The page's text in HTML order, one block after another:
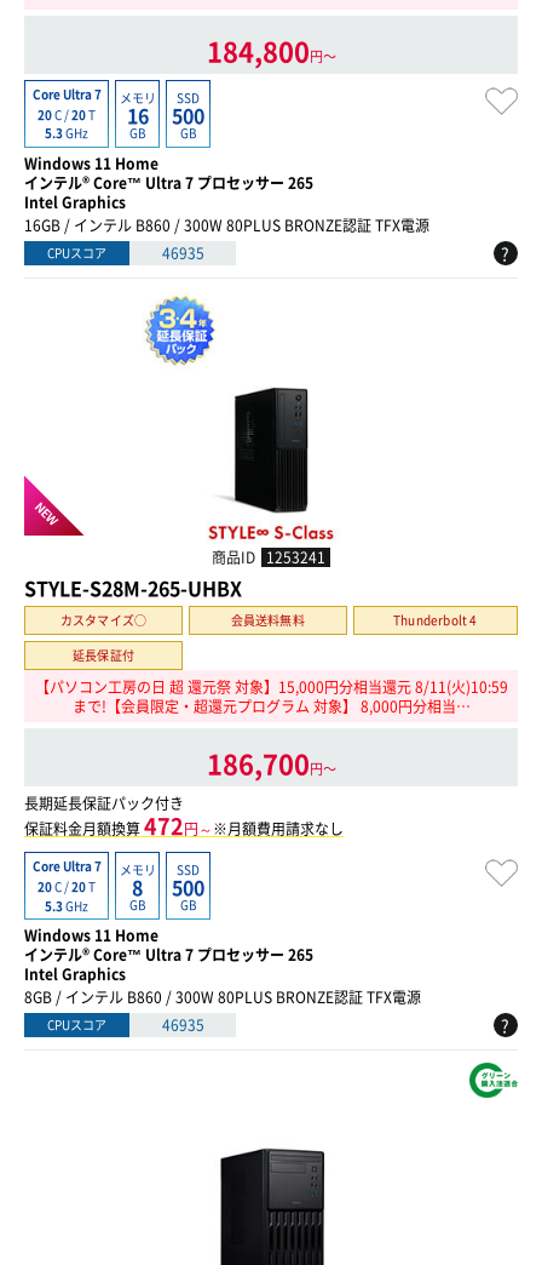
184,800円〜
Core Ultra 7
20C /20T
5.3GHz
メモリ
16
GB
SSD
500
GB
Windows 11 Home
インテル® Core™ Ultra 7 プロセッサー 265
Intel Graphics
16GB / インテル B860 / 300W 80PLUS BRONZE認証 TFX電源
CPUスコア 46935 ?
NEW
商品ID 1253241
STYLE-S28M-265-UHBX
カスタマイズ○ 会員送料無料
Thunderbolt 4
延長保証付
【パソコン工房の日 超 還元祭 対象】15,000円分相当還元 8/11(火)10:59
まで!【会員限定・超還元プログラム 対象】 8,000円分相当…
186,700円〜
長期延長保証パック付き
保証料金月額換算472円～※月額費用請求なし
Core Ultra 7
20C /20T
5.3GHz
メモリ
8
GB
SSD
500
GB
Windows 11 Home
インテル® Core™ Ultra 7 プロセッサー 265
Intel Graphics
8GB / インテル B860 / 300W 80PLUS BRONZE認証 TFX電源
CPUスコア 46935 ?